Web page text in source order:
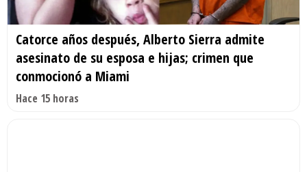
Catorce años después, Alberto Sierra admite
asesinato de su esposa e hijas; crimen que
conmocionó a Miami
Hace 15 horas